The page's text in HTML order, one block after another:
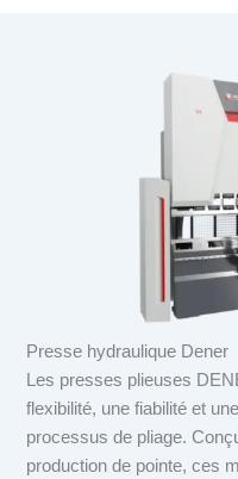
Presse hydraulique Dener
Les presses plieuses
flexibilité, une fiabilité et
processus de pliage.
production de pointe, ces